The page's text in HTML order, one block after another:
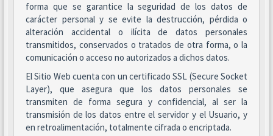
forma que se garantice la seguridad de los datos de
carácter personal y se evite la destrucción, pérdida o
alteración accidental o ilícita de datos personales
transmitidos, conservados o tratados de otra forma, o la
comunicación o acceso no autorizados a dichos datos.
El Sitio Web cuenta con un certificado SSL (Secure Socket
Layer), que asegura que los datos personales se
transmiten de forma segura y confidencial, al ser la
transmisión de los datos entre el servidor y el Usuario, y
en retroalimentación, totalmente cifrada o encriptada.